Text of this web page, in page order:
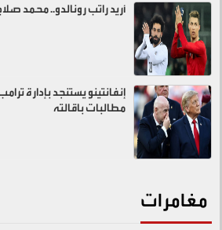
أريد راتب رونالدو.. محمد
إنفانتينو يستنجد بإدارة
مطالبات باقالته
مغامرات